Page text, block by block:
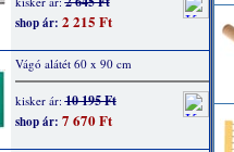
shop ár: 2 215 Ft
Vágó alátét 60 x 90 cm
kisker ár:10 195 Ft
shop ár: 7 670 Ft